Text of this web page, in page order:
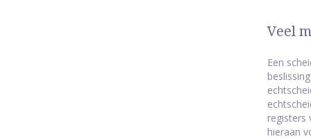
Veel
Een
registers
hieraan